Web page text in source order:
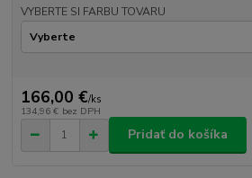
VYBERTE SI FARBU TOVARU
166,00 €/ks
134,96 € bez DPH
Pridať do košíka